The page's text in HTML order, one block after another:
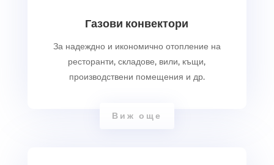
Газови конвектори
За надеждно и икономично отопление на
ресторанти, складове, вили, къщи,
производствени помещения и др.
Виж още